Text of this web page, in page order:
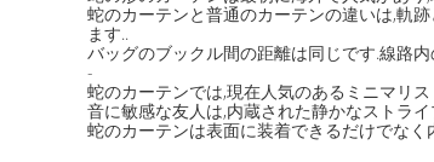
蛇のカーテンと普通のカーテンの違いは,軌
ます..
バッグのブックル間の距離は同じです.線路
-
蛇のカーテンでは,現在人気のあるミニマリ
音に敏感な友人は,内蔵された静かなストラ
蛇のカーテンは表面に装着できるだけでな